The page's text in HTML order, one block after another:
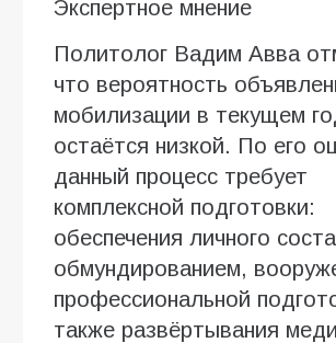
Экспертное мнение
Политолог Вадим Авва
что вероятность
мобилизации в текущем
остаётся низкой. По его
данный процесс требует
комплексной подготовки:
обеспечения личного
обмундированием,
профессиональной
также развёртывания